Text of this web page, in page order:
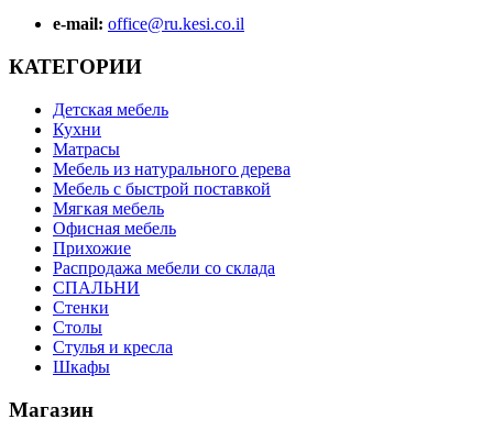
e-mail: office@ru.kesi.co.il
КАТЕГОРИИ
Детская мебель
Кухни
Матрасы
Мебель из натурального дерева
Мебель с быстрой поставкой
Мягкая мебель
Офисная мебель
Прихожие
Распродажа мебели со склада
СПАЛЬНИ
Стенки
Столы
Стулья и кресла
Шкафы
Магазин